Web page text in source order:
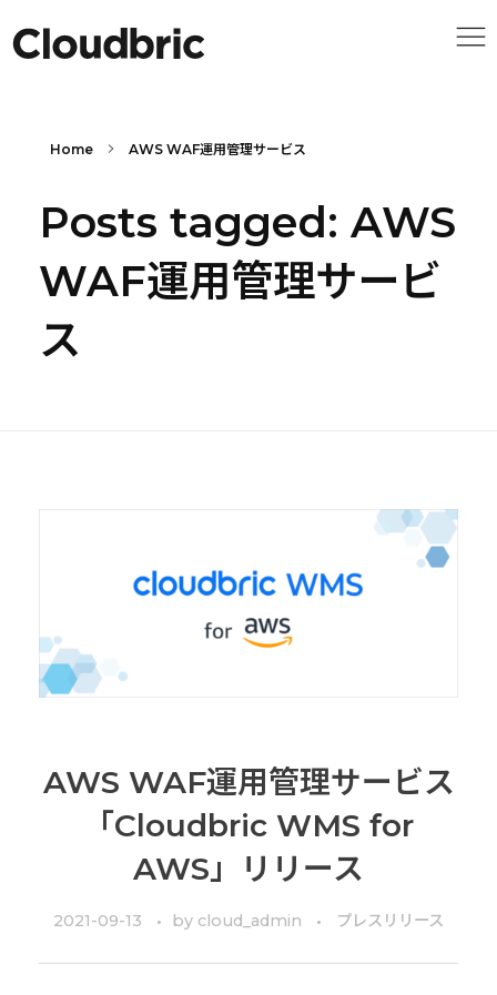
Home AWS WAF運用管理サービス
Posts tagged: AWS
WAF運用管理サービ
ス
AWS WAF運用管理サービス
「Cloudbric WMS for
AWS」リリース
2021-09-13 by cloud_admin プレスリリース